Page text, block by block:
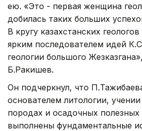
ею. «Это - первая женщина
добилась таких больших
В кругу казахстанских
ярким последователем идей
геологии большого
Б.Ракишев.
Он подчеркнул, что
основателем литологии,
породах и осадочных
выполнены фундаментальные